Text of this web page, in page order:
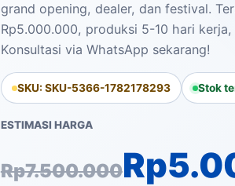
grand opening, dealer, dan festival.
Rp5.000.000, produksi 5-10 hari
Konsultasi via WhatsApp sekarang!
SKU: SKU-5366-1782178293 Stok
ESTIMASI HARGA
Rp7.500.000
Harga Rp
Harga saat